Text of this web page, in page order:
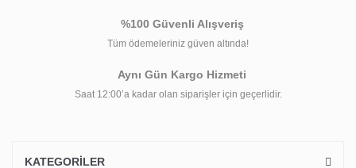
%100 Güvenli Alışveriş
Tüm ödemeleriniz güven altında!
Aynı Gün Kargo Hizmeti
Saat 12:00’a kadar olan siparişler için geçerlidir.
KATEGORİLER